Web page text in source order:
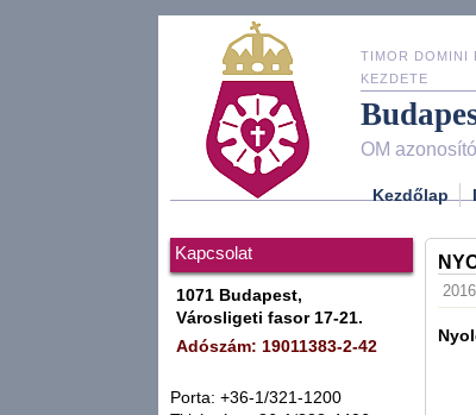
TIMOR DOMINI
KEZDETE
OM
Kezdőlap
Kapcsolat
1071 Budapest,
Városligeti fasor 17-21.
Adószám: 19011383-2-42
Porta: +36-1/321-1200